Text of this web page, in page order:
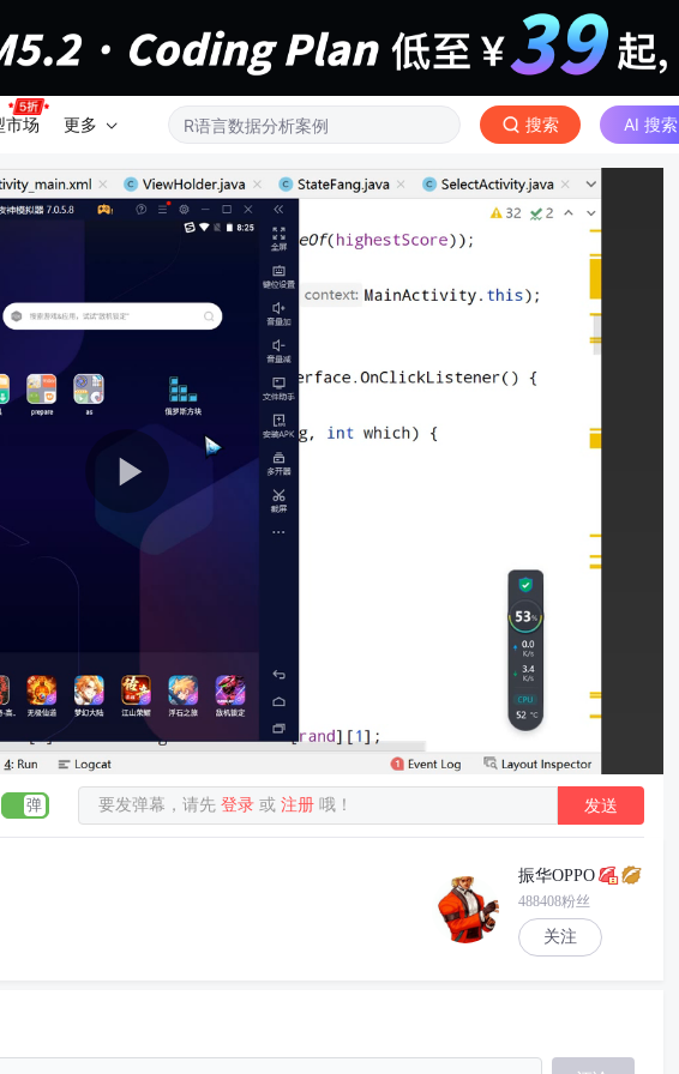
市场 更多 搜索 AI 搜索
要发弹幕，请先登录 或注册 哦！ 发送
振华OPPO
488408粉丝
关注